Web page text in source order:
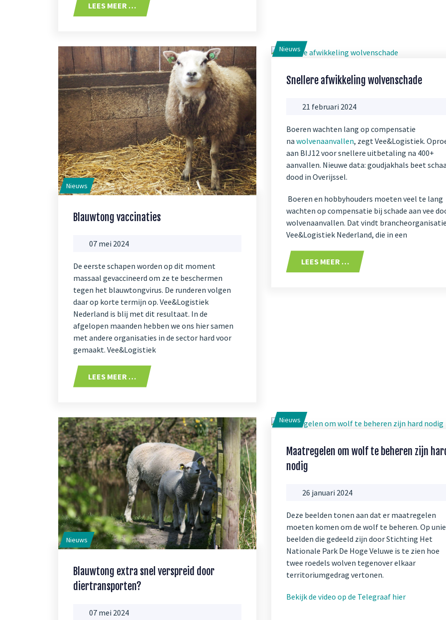
LEES MEER …
Blauwtong vaccinaties
Nieuws
07 mei 2024
De eerste schapen worden op dit moment
massaal gevaccineerd om ze te beschermen
tegen het blauwtongvirus. De runderen volgen
daar op korte termijn op. Vee&Logistiek
Nederland is blij met dit resultaat. In de
afgelopen maanden hebben we ons hier samen
met andere organisaties in de sector hard voor
gemaakt. Vee&Logistiek
LEES MEER …
Snellere afwikkeling wolvenschade
Nieuws
21 februari 2024
Boeren wachten lang op compensatie
na wolvenaanvallen, zegt Vee&Logistiek.
aan BIJ12 voor snellere uitbetaling na 400+
aanvallen. Nieuwe data: goudjakhals beet
dood in Overijssel.
Boeren en hobbyhouders moeten veel te lang
wachten op compensatie bij schade aan vee
wolvenaanvallen. Dat vindt brancheorganisatie
Vee&Logistiek Nederland, die in een
LEES MEER …
Blauwtong extra snel verspreid door
diertransporten?
Nieuws
07 mei 2024
Maatregelen om wolf te beheren zijn
nodig
Nieuws
26 januari 2024
Deze beelden tonen aan dat er maatregelen
moeten komen om de wolf te beheren. Op
beelden die gedeeld zijn door Stichting Het
Nationale Park De Hoge Veluwe is te zien hoe
twee roedels wolven tegenover elkaar
territoriumgedrag vertonen.
Bekijk de video op de Telegraaf hier